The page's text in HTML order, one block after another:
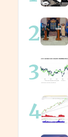
2
3
4